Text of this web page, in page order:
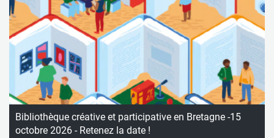
Bibliothèque créative et participative en Bretagne -15
octobre 2026 - Retenez la date !